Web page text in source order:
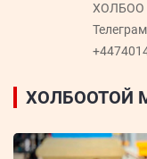
ХОЛБОО
ХОЛБООТОЙ